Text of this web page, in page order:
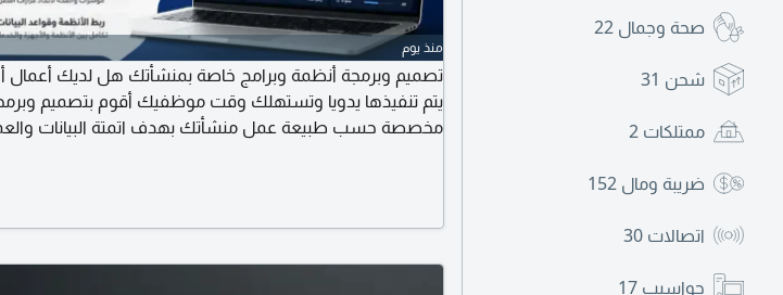
صحة وجمال 22
شحن 31
ممتلكات 2
ضريبة ومال 152
اتصالات 30
حواسيب 17
منذ يوم
تصميم وبرمجة أنظمة وبرامج خاصة بمنشأتك هل لديك أعمال
يتم تنفيذها يدويا وتستهلك وقت موظفيك أقوم بتصميم
مخصصة حسب طبيعة عمل منشأتك بهدف اتمتة البيانات
والفروع ربط الأنظمة وقواعد